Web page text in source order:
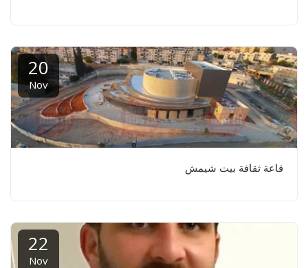
20
Nov
قاعة ثقافة بيت شيمش
22
Nov